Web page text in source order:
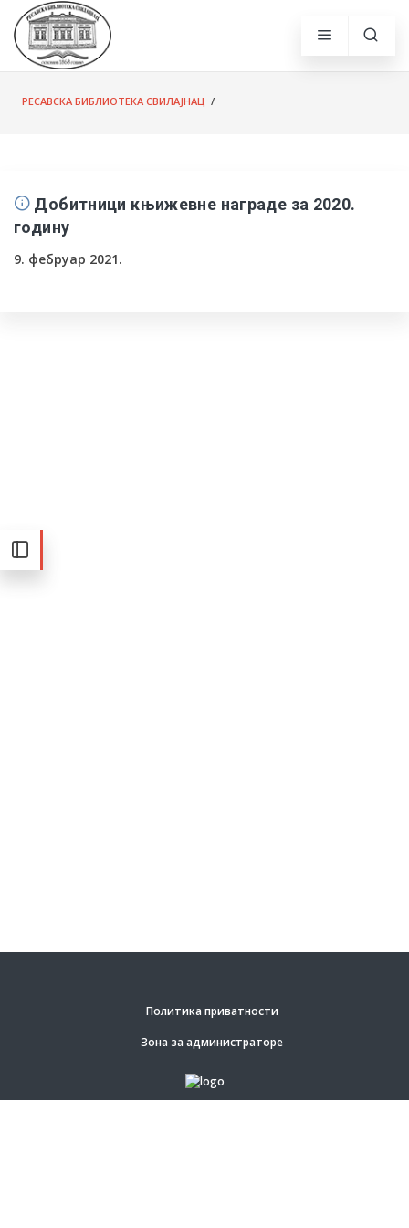
РЕСАВСКА БИБЛИОТЕКА СВИЛАЈНАЦ /
Добитници књижевне награде за 2020.
годину
9. фебруар 2021.
Политика приватности
Зона за администраторе